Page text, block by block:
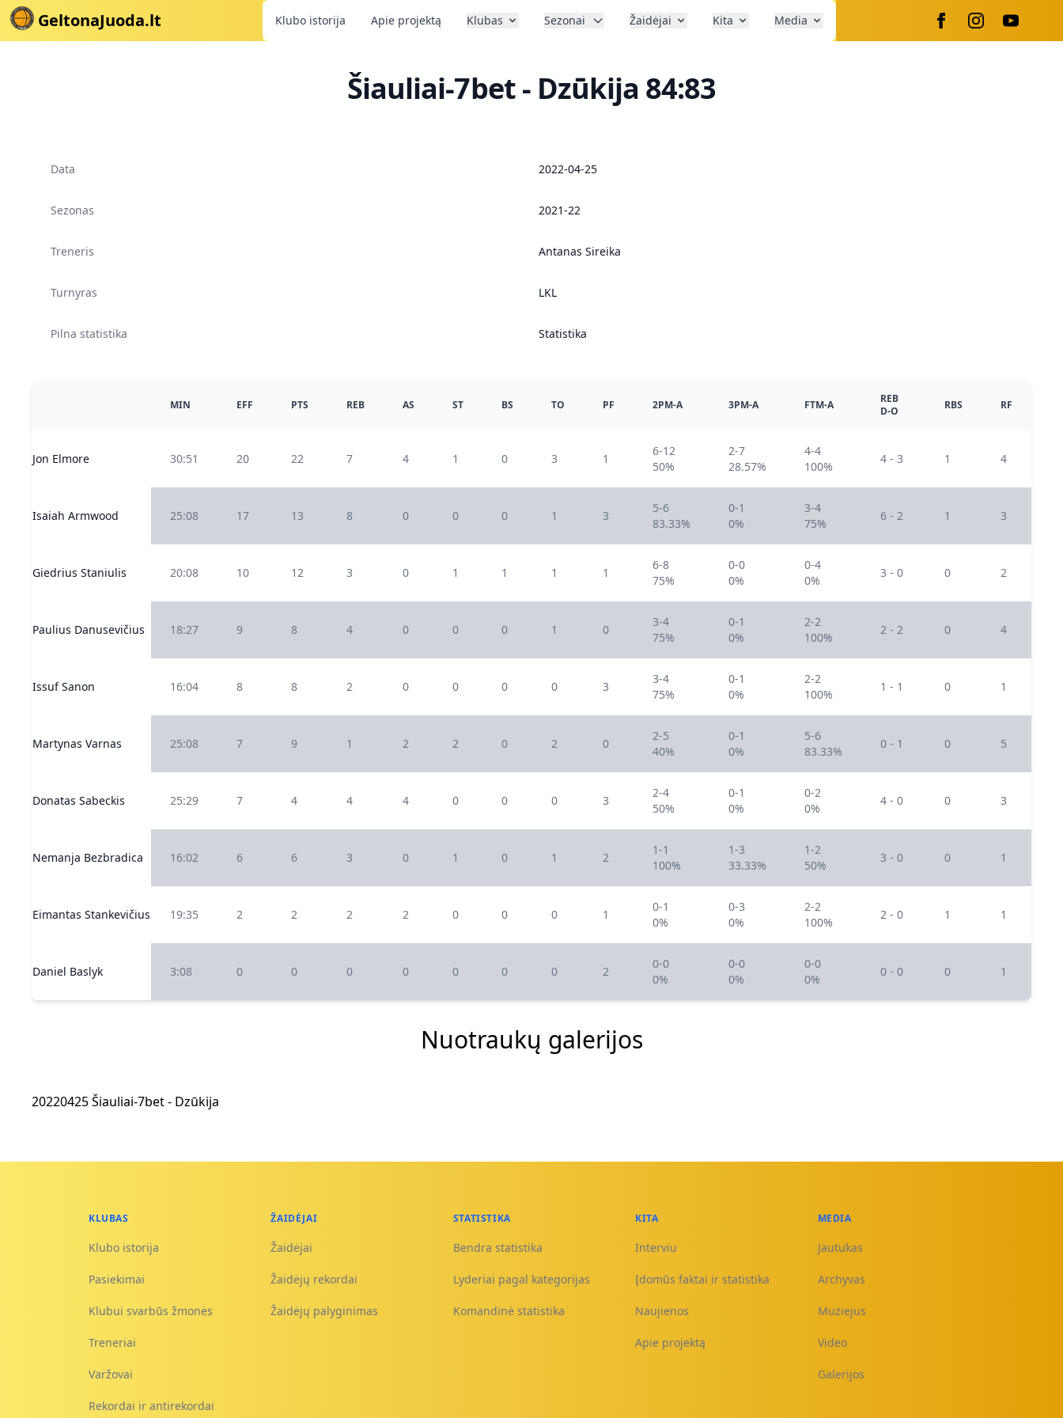
GeltonaJuoda.lt Klubo istorija Apie projektą Klubas Sezonai Žaidėjai Kita Media
Šiauliai-7bet - Dzūkija 84:83
Data 2022-04-25
Sezonas 2021-22
Treneris Antanas Sireika
Turnyras LKL
Pilna statistika Statistika
MIN EFF PTS REB AS ST BS TO PF 2PM-A 3PM-A FTM-A
REB
D-O
RBS RF
Jon Elmore 30:51 20 22 7 4 1 0 3 1
6-12
50%
2-7
28.57%
4-4
100%
4 - 3 1 4
Isaiah Armwood 25:08 17 13 8 0 0 0 1 3
5-6
83.33%
0-1
0%
3-4
75%
6 - 2 1 3
Giedrius Staniulis 20:08 10 12 3 0 1 1 1 1
6-8
75%
0-0
0%
0-4
0%
3 - 0 0 2
Paulius Danusevičius 18:27 9 8 4 0 0 0 1 0
3-4
75%
0-1
0%
2-2
100%
2 - 2 0 4
Issuf Sanon 16:04 8 8 2 0 0 0 0 3
3-4
75%
0-1
0%
2-2
100%
1 - 1 0 1
Martynas Varnas 25:08 7 9 1 2 2 0 2 0
2-5
40%
0-1
0%
5-6
83.33%
0 - 1 0 5
Donatas Sabeckis 25:29 7 4 4 4 0 0 0 3
2-4
50%
0-1
0%
0-2
0%
4 - 0 0 3
Nemanja Bezbradica 16:02 6 6 3 0 1 0 1 2
1-1
100%
1-3
33.33%
1-2
50%
3 - 0 0 1
Eimantas Stankevičius 19:35 2 2 2 2 0 0 0 1
0-1
0%
0-3
0%
2-2
100%
2 - 0 1 1
Daniel Baslyk 3:08 0 0 0 0 0 0 0 2
0-0
0%
0-0
0%
0-0
0%
0 - 0 0 1
Nuotraukų galerijos
20220425 Šiauliai-7bet - Dzūkija
KLUBAS
Klubo istorija
Pasiekimai
Klubui svarbūs žmonės
Treneriai
Varžovai
Rekordai ir antirekordai
ŽAIDĖJAI
Žaidėjai
Žaidėjų rekordai
Žaidėjų palyginimas
STATISTIKA
Bendra statistika
Lyderiai pagal kategorijas
Komandinė statistika
KITA
Interviu
Įdomūs faktai ir statistika
Naujienos
Apie projektą
MEDIA
Jautukas
Archyvas
Muziejus
Video
Galerijos